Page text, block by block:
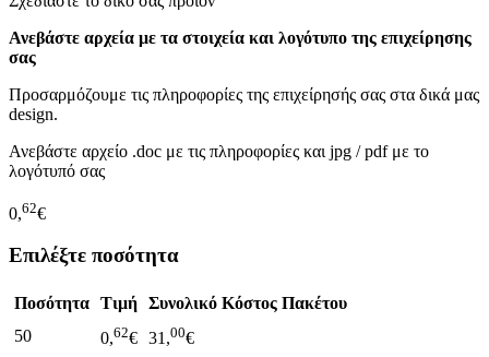
Ανεβάστε αρχεία με τα στοιχεία και λογότυπο της επιχείρησης
σας
Προσαρμόζουμε τις πληροφορίες της επιχείρησής σας στα δικά μας
design.
Ανεβάστε αρχείο .doc με τις πληροφορίες και jpg / pdf με το
λογότυπό σας
0,62€
Επιλέξτε ποσότητα
Ποσότητα Τιμή Συνολικό Κόστος Πακέτου
50
0,62€ 31,00€